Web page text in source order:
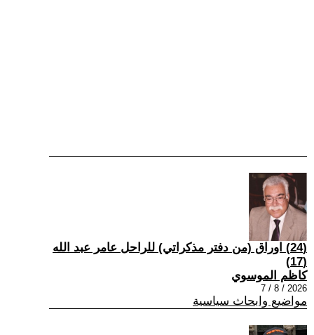
(24) اوراق (من دفتر مذكراتي) للراحل عامر عبد الله
(17)
كاظم الموسوي
2026 / 8 / 7
مواضيع وابحاث سياسية